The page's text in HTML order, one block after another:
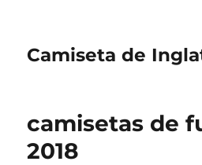
Camiseta de
camisetas de
2018